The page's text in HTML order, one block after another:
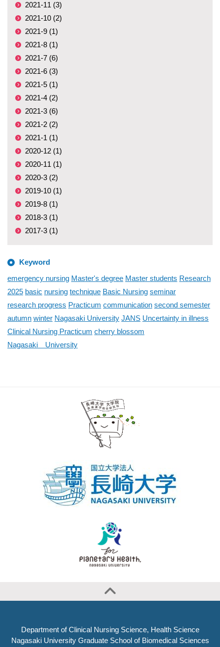
2021-11 (3)
2021-10 (2)
2021-9 (1)
2021-8 (1)
2021-7 (6)
2021-6 (3)
2021-5 (1)
2021-4 (2)
2021-3 (6)
2021-2 (2)
2021-1 (1)
2020-12 (1)
2020-11 (1)
2020-3 (2)
2019-10 (1)
2019-8 (1)
2018-3 (1)
2017-3 (1)
Keyword
emergency nursing Master's degree Master students Research
2025 basic nursing technique Basic Nursing seminar
research progress Practicum communication second semester
autumn winter Nagasaki University JANS Uncertainty in illness
Clinical Nursing Practicum cherry blossom
Nagasaki University
Department of Clinical Nursing Science, Health Science
Nagasaki University Graduate School of Biomedical Sciences